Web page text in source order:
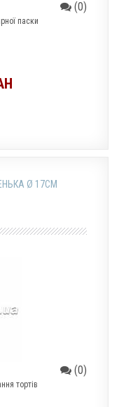
(0)
паски
Ø 17СМ
(0)
тортів